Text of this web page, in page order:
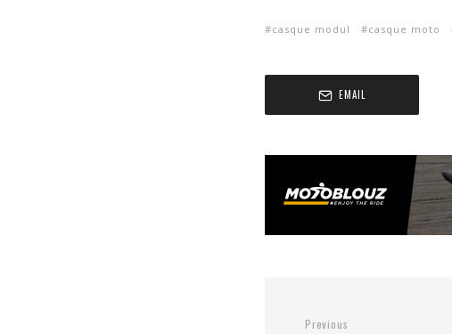
casque modul casque moto
EMAIL
Previous